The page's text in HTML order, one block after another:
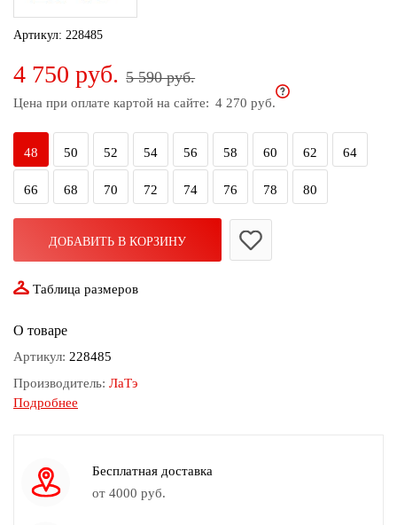
дома
и
для
пляжа
Новинки
Артикул: 228485
4 750 руб. 5 590 руб.
Цена при оплате картой на сайте: 4 270 руб.
48 50 52 54 56 58 60 62 64
66 68 70 72 74 76 78 80
ДОБАВИТЬ В КОРЗИНУ
Таблица размеров
О товаре
Артикул: 228485
Производитель: ЛаТэ
Состав:67% полиэстер; 30% вискоза; 3% эластан
Подробнее
Бесплатная доставка
от 4000 руб.